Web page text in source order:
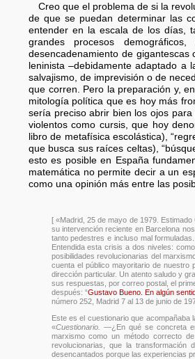
Creo que el problema de si la
de que se puedan determinar las
entender en la escala de los días,
grandes procesos
desencadenamiento de
leninista –debidamente adaptado a
salvajismo, de imprevisión o de
que corren. Pero la preparación y,
mitología política que es hoy más
sería preciso abrir bien los ojos
violentos como cursis, que hoy
libro de metafísica escolástica),
que busca sus raíces celtas),
esto es posible en España
matemática no permite decir a un
como una opinión más entre las
[ «Madrid, 25 de mayo de 1979.
su intervención reciente en Barcelona
tanto pedestres e incluso mal
Entendida esta crisis a dos niveles:
posibilidades revolucionarias del
cuenta el público mayoritario de nuestro
dirección particular. Un atento saludo y
sus respuestas, por correo postal, el
después: “Gustavo Bueno. En algún
número 252, Madrid 7 al 13 de junio de
Este es el cuestionario que acompañaba
«Cuestionario.
—¿En qué se concreta
marxismo como un método correcto
revolucionarias, que la
desencantados porque las experiencias